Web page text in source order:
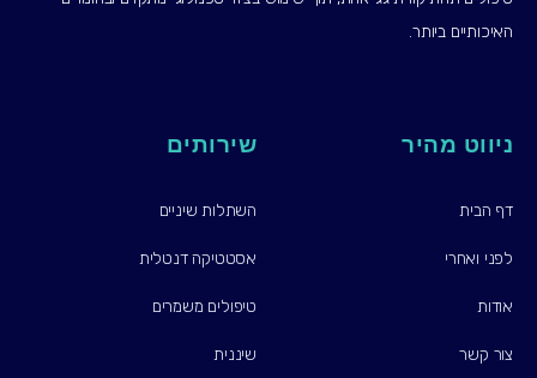
האיכותיים ביותר.
ניווט מהיר
דף הבית
לפני ואחרי
אודות
צור קשר
שירותים
השתלות שיניים
אסטטיקה דנטלית
טיפולים משמרים
שיננית